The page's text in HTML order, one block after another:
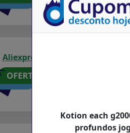
Aliexpress
usb
sony
Kotion each
profundos